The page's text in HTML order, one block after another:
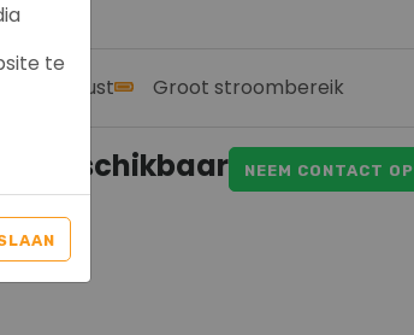
te
beschikbaar NEEM CONTACT OP
Robuust Groot stroombereik